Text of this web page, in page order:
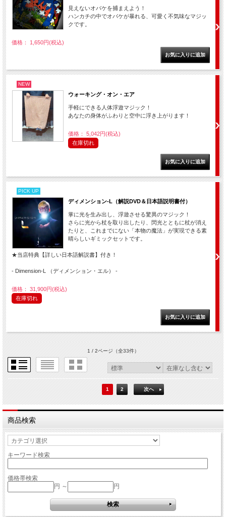
見えないオバケを捕まえよう！
ハンカチの中でオバケが暴れる、可愛く不気味なマジッ
クです。
価格： 1,650円(税込)
NEW
ウォーキング・オン・エア
手軽にできる人体浮遊マジック！
あなたの身体がふわりと空中に浮き上がります！
価格： 5,042円(税込)
在庫切れ
PICK UP
ディメンション-L（解説DVD＆日本語説明書付）
掌に光を生み出し、浮遊させる驚異のマジック！
さらに光から杖を取り出したり、閃光とともに杖が消え
たりと、これまでにない「本物の魔法」が実現できる素
晴らしいギミックセットです。
★当店特典【詳しい日本語解説書】付き！
- Dimension-L （ディメンション・エル） -
価格： 31,900円(税込)
在庫切れ
1 / 2ページ（全33件）
1 2 次へ
商品検索
キーワード検索
価格帯検索
円 ～
円